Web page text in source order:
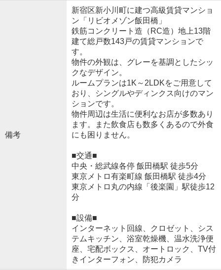
備考
新宿区新小川町に建つ高級賃貸マンショ
ン「リビオメゾン飯田橋」
鉄筋コンクリート造（RC造）地上13階
建て総戸数143戸の賃貸マンションで
す。
物件の外観は、グレーを基調としたシッ
クなデザイン。
ルームプランは1K～2LDKをご用意して
おり、シングルやディンクス向けのマン
ションです。
物件周辺は生活に便利なお店が多数あり
ます。また飲食店も数多くあるので外食
にも困りません。
■交通■
中央・総武線各停 飯田橋駅 徒歩5分
東京メトロ有楽町線 飯田橋駅 徒歩4分
東京メトロ丸の内線「後楽園」駅徒歩12
分
■設備■
インターネット回線、クロゼット、シス
テムキッチン、浴室乾燥機、温水洗浄便
座、宅配ボックス、オートロック、TV付
きインターフォン、防犯カメラ